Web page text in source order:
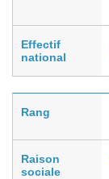
Effectif
national
Rang
Raison
sociale